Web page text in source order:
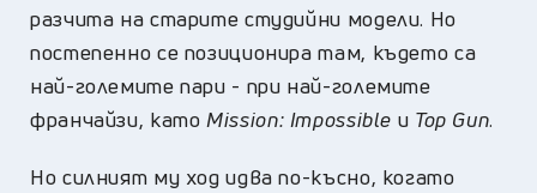
разчита на старите студийни модели. Но
постепенно се позиционира там, където са
най-големите пари - при най-големите
франчайзи, катоMission: Impossible и Top Gun.
Но силният му ход идва по-късно, когато